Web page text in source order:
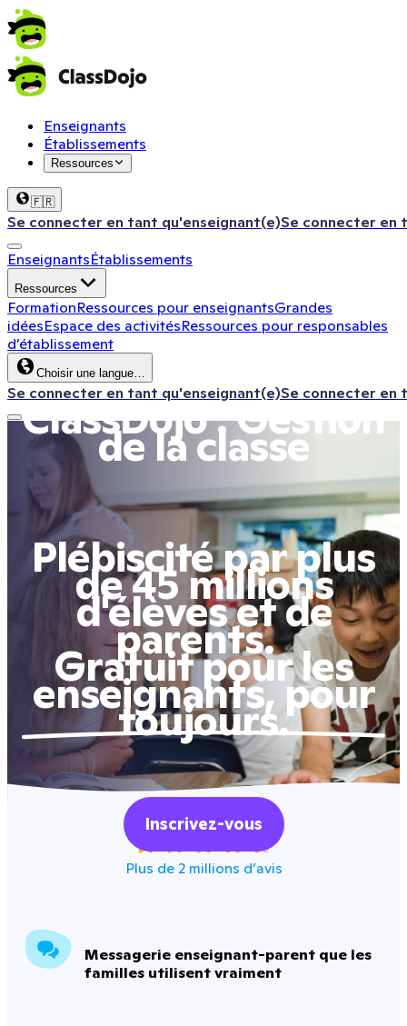
Enseignants
Établissements
Ressources
🇫🇷
Se connecter en tant qu'enseignant(e)Se connecter en
EnseignantsÉtablissements
Ressources
FormationRessources pour enseignantsGrandes
idéesEspace des activitésRessources pour responsables
d’établissement
Choisir une langue…
Se connecter en tant qu'enseignant(e)Se connecter en
ClassDojo : Gestion
de la classe
Plébiscité par plus
de 45 millions
d'élèves et de
parents.
Gratuit pour les
enseignants, pour
toujours.
Inscrivez-vous
Plus de 2 millions d’avis
Messagerie enseignant-parent que les
familles utilisent vraiment